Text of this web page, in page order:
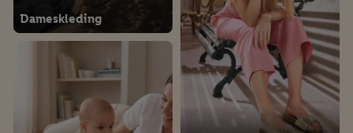
Dameskleding